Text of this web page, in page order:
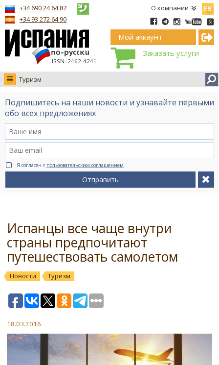
О компании
ISSN–2462-4241
+34 690 24 64 87
+34 93 272 64 90
Мой аккаунт
Заказать услуги
Туризм
Новости
Интервью
Видео Ruso.TV
BCN life
Сервис на немецком
Подпишитесь на наши новости и узнавайте первыми
обо всех предложениях
Я согласен с пользовательским соглашением
Отправить
Испанцы все чаще внутри
страны предпочитают
путешествовать самолетом
Новости Туризм
18.03.2016